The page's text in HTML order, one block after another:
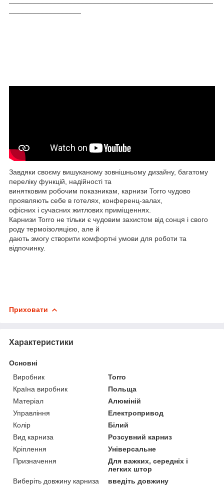
Завдяки своєму вишуканому зовнішньому дизайну, багатому
переліку функцій, надійності та
винятковим робочим показникам, карнизи Torro чудово
проявляють себе в готелях, конференц-залах,
офісних і сучасних житлових приміщеннях.
Карнизи Torro не тільки є чудовим захистом від сонця і свого
роду термоізоляцією, але й
дають змогу створити комфортні умови для роботи та
відпочинку.
Приховати
Характеристики
Основні
Виробник
Torro
Країна виробник
Польща
Матеріал
Алюміній
Управління
Електропривод
Колір
Білий
Вид карниза
Розсувний карниз
Кріплення
Універсальне
Призначення
Для важких, середніх і
легких штор
Виберіть довжину карниза
введіть довжину